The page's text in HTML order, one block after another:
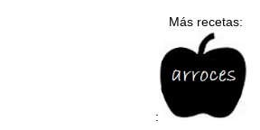
Más recetas:
: